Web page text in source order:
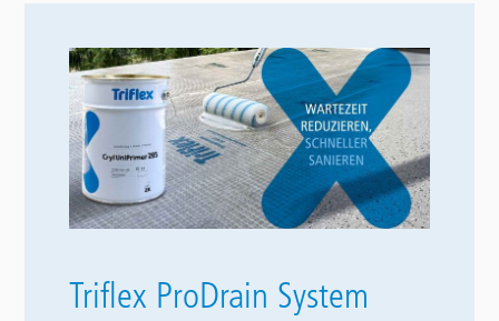
Triflex ProDrain System